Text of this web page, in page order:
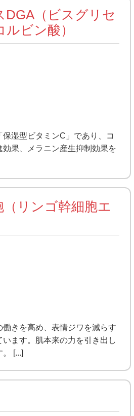
DGA（ビスグリセ
ルビン酸）
湿型ビタミンC」であり、コ
効果、メラニン産生抑制効果を
（リンゴ幹細胞エ
働きを高め、表情ジワを減らす
います。肌本来の力を引き出し
[...]